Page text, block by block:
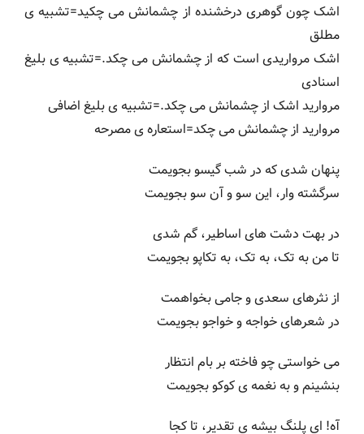
اشک چون گوهری درخشنده از چشمانش می چکید=تشبیه ی
مطلق
اشک مرواریدی است که از چشمانش می چکد.=تشبیه ی بلیغ
اسنادی
مروارید اشک از چشمانش می چکد.=تشبیه ی بلیغ اضافی
مروارید از چشمانش می چکد=استعاره ی مصرحه
پنهان شدی که در شب گیسو بجویمت
سرگشته وار، این سو و آن سو بجویمت
در بهت دشت های اساطیر، گم شدی
تا من به تک، به تک، به تکاپو بجویمت
از نثرهای سعدی و جامی بخواهمت
در شعرهای خواجه و خواجو بجویمت
می خواستی چو فاخته بر بام انتظار
بنشینم و به نغمه ی کوکو بجویمت
آه! ای پلنگ بیشه ی تقدیر، تا کجا